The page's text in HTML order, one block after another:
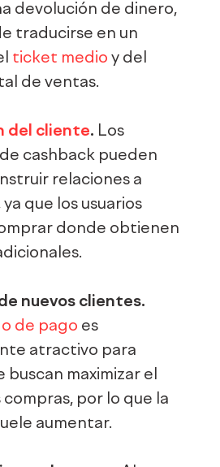
devolución de dinero,
traducirse en un
ticket medio y del
de ventas.
del cliente. Los
cashback pueden
relaciones a
ya que los usuarios
donde obtienen
nuevos clientes.
de pago es
atractivo para
buscan maximizar el
compras, por lo que la
aumentar.